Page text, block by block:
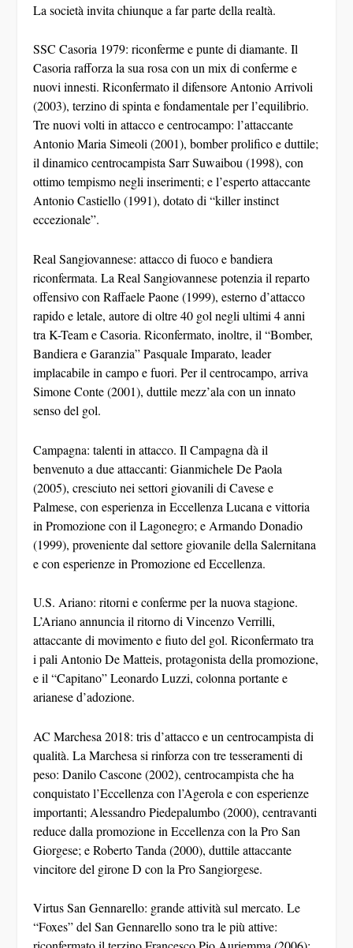
La società invita chiunque a far parte della realtà.
SSC Casoria 1979: riconferme e punte di diamante. Il
Casoria rafforza la sua rosa con un mix di conferme e
nuovi innesti. Riconfermato il difensoreAntonio Arrivoli
(2003), terzino di spinta e fondamentale per l’equilibrio.
Tre nuovi volti in attacco e centrocampo: l’attaccante
Antonio Maria Simeoli(2001), bomber prolifico e duttile;
il dinamico centrocampistaSarr Suwaibou(1998), con
ottimo tempismo negli inserimenti; e l’esperto attaccante
Antonio Castiello(1991), dotato di “killer instinct
eccezionale”.
Real Sangiovannese: attacco di fuoco e bandiera
riconfermata. La Real Sangiovannese potenzia il reparto
offensivo conRaffaele Paone(1999), esterno d’attacco
rapido e letale, autore di oltre 40 gol negli ultimi 4 anni
tra K-Team e Casoria. Riconfermato, inoltre, il “Bomber,
Bandiera e Garanzia”Pasquale Imparato, leader
implacabile in campo e fuori. Per il centrocampo, arriva
Simone Conte(2001), duttile mezz’ala con un innato
senso del gol.
Campagna: talenti in attacco. Il Campagna dà il
benvenuto a due attaccanti:Gianmichele De Paola
(2005), cresciuto nei settori giovanili di Cavese e
Palmese, con esperienza in Eccellenza Lucana e vittoria
in Promozione con il Lagonegro; e Armando Donadio
(1999), proveniente dal settore giovanile della Salernitana
e con esperienze in Promozione ed Eccellenza.
U.S. Ariano: ritorni e conferme per la nuova stagione.
L’Ariano annuncia il ritorno diVincenzo Verrilli,
attaccante di movimento e fiuto del gol. Riconfermato tra
i paliAntonio De Matteis, protagonista della promozione,
e il “Capitano”Leonardo Luzzi, colonna portante e
arianese d’adozione.
AC Marchesa 2018: tris d’attacco e un centrocampista di
qualità. La Marchesa si rinforza con tre tesseramenti di
peso:Danilo Cascone(2002), centrocampista che ha
conquistato l’Eccellenza con l’Agerola e con esperienze
importanti; Alessandro Piedepalumbo(2000), centravanti
reduce dalla promozione in Eccellenza con la Pro San
Giorgese; eRoberto Tanda (2000), duttile attaccante
vincitore del girone D con la Pro Sangiorgese.
Virtus San Gennarello: grande attività sul mercato. Le
“Foxes” del San Gennarello sono tra le più attive: